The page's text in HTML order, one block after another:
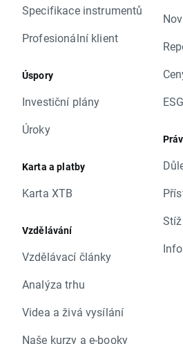
Specifikace instrumentů
Profesionální klient
Úspory
Investiční plány
Úroky
Karta a platby
Karta XTB
Vzdělávání
Vzdělávací články
Analýza trhu
Videa a živá vysílání
Naše kurzy a e-booky
ESG